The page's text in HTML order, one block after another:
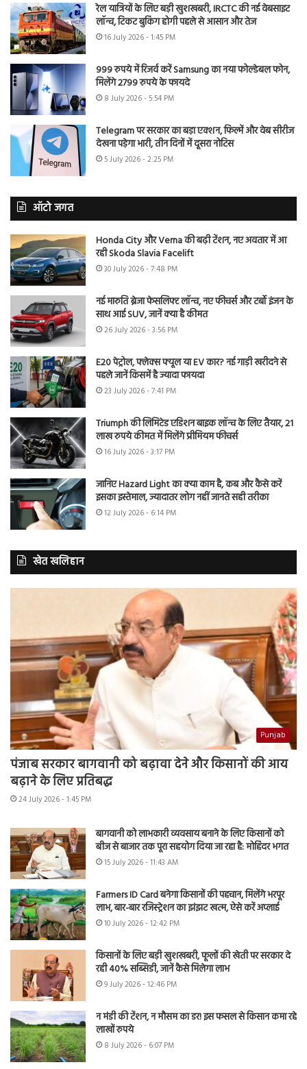
रेल यात्रियों के लिए बड़ी खुशखबरी, IRCTC की नई वेबसाइट
लॉन्च, टिकट बुकिंग होगी पहले से आसान और तेज
16 July 2026 - 1:45 PM
999 रुपये में रिजर्व करें Samsung का नया फोल्डेबल फोन,
मिलेंगे 2799 रुपये के फायदे
8 July 2026 - 5:54 PM
Telegram पर सरकार का बड़ा एक्शन, फिल्में और वेब सीरीज
देखना पड़ेगा भारी, तीन दिनों में दूसरा नोटिस
5 July 2026 - 2:25 PM
ऑटो जगत
Honda City और Verna की बढ़ी टेंशन, नए अवतार में आ
रही Skoda Slavia Facelift
30 July 2026 - 7:48 PM
नई मारुति ब्रेजा फेसलिफ्ट लॉन्च, नए फीचर्स और टर्बो इंजन के
साथ आई SUV, जानें क्या है कीमत
26 July 2026 - 3:56 PM
E20 पेट्रोल, फ्लेक्स फ्यूल या EV कार? नई गाड़ी खरीदने से
पहले जानें किसमें है ज्यादा फायदा
23 July 2026 - 7:41 PM
Triumph की लिमिटेड एडिशन बाइक लॉन्च के लिए तैयार, 21
लाख रुपये कीमत में मिलेंगे प्रीमियम फीचर्स
16 July 2026 - 3:17 PM
जानिए Hazard Light का क्या काम है, कब और कैसे करें
इसका इस्तेमाल, ज्यादातर लोग नहीं जानते सही तरीका
12 July 2026 - 6:14 PM
खेत खलिहान
Punjab
पंजाब सरकार बागवानी को बढ़ावा देने और किसानों की आय
बढ़ाने के लिए प्रतिबद्ध
24 July 2026 - 1:45 PM
बागवानी को लाभकारी व्यवसाय बनाने के लिए किसानों को
बीज से बाजार तक पूरा सहयोग दिया जा रहा है: मोहिंदर भगत
15 July 2026 - 11:43 AM
Farmers ID Card बनेगा किसानों की पहचान, मिलेंगे भरपूर
लाभ, बार-बार रजिस्ट्रेशन का झंझट खत्म, ऐसे करें अप्लाई
10 July 2026 - 12:42 PM
किसानों के लिए बड़ी खुशखबरी, फूलों की खेती पर सरकार दे
रही 40% सब्सिडी, जानें कैसे मिलेगा लाभ
9 July 2026 - 12:46 PM
न मंडी की टेंशन, न मौसम का डर! इस फसल से किसान कमा रहे
लाखों रुपये
8 July 2026 - 6:07 PM